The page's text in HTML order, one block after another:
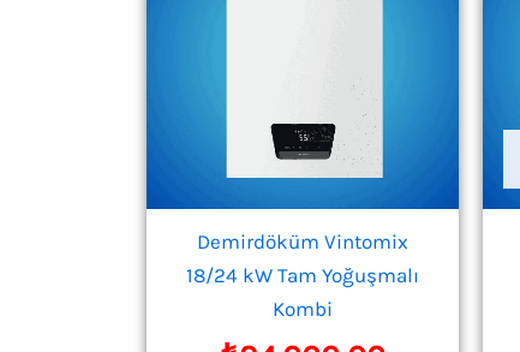
Demirdöküm Vintomix
18/24 kW Tam Yoğuşmalı
Kombi